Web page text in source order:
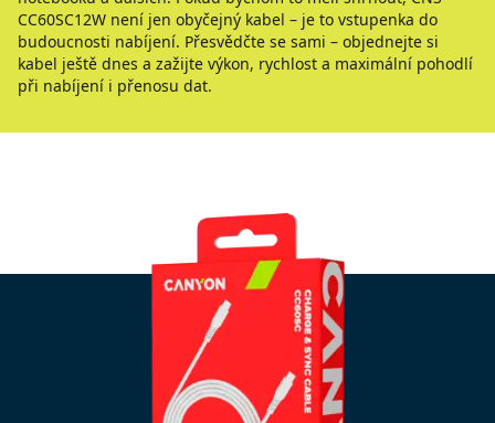
CC60SC12W není jen obyčejný kabel – je to vstupenka do
budoucnosti nabíjení. Přesvědčte se sami – objednejte si
kabel ještě dnes a zažijte výkon, rychlost a maximální pohodlí
při nabíjení i přenosu dat.